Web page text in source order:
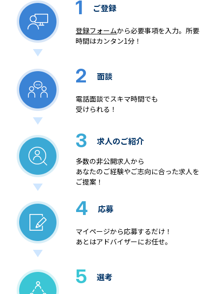
1 ご登録
登録フォームから必要事項を入力。所要
時間はカンタン1分！
2 面談
電話面談でスキマ時間でも
受けられる！
3 求人のご紹介
多数の非公開求人から
あなたのご経験やご志向に合った求人を
ご提案！
4 応募
マイページから応募するだけ！
あとはアドバイザーにお任せ。
5 選考